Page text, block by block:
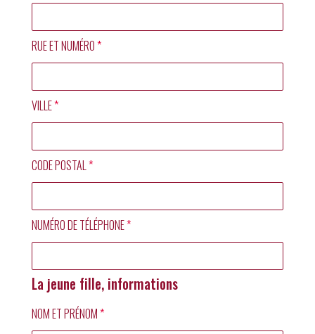
RUE ET NUMÉRO*
VILLE*
CODE POSTAL*
NUMÉRO DE TÉLÉPHONE*
La jeune fille, informations
NOM ET PRÉNOM*